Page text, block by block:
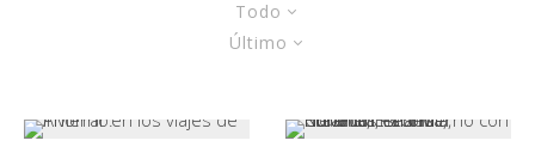
Todo
Último